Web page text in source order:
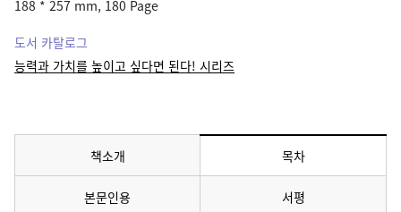
188 * 257 mm, 180 Page
도서 카탈로그
능력과 가치를 높이고 싶다면 된다! 시리즈
책소개 목차메뉴 선택됨
본문인용
서평